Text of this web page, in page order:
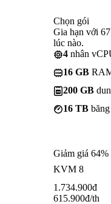
Chọn gói
Gia hạn với
lúc nào.
4 nhân
16 GB
200 GB
16 TB
Giảm giá 64%
KVM 8
1.734.900đ
615.900đ/th